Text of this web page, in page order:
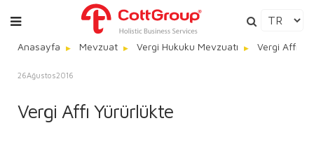
Anasayfa Mevzuat Vergi Hukuku Mevzuatı Vergi Affı
26Ağustos2016
Vergi Affı Yürürlükte